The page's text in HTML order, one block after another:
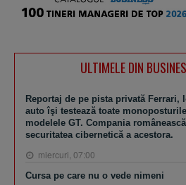
ULTIMELE DIN
Reportaj de pe pista privată
auto îşi testează toate
modelele GT. Compania
securitatea cibernetică a acestora.
miercuri, 07:00
Cursa pe care nu o vede nimeni